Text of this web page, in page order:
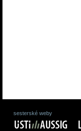
sesterské weby